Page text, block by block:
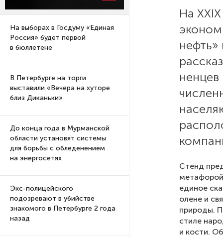
На выборах в Госдуму «Единая
Россия» будет первой
в бюллетене
В Петербурге на торги
выставили «Вечера на хуторе
близ Диканьки»
До конца года в Мурманской
области установят системы
для борьбы с обледенением
на энергосетях
Экс-полицейского
подозревают в убийстве
знакомого в Петербурге 2 года
назад
На
Стенд
единое
олене и
природы.
стиле
и кости.